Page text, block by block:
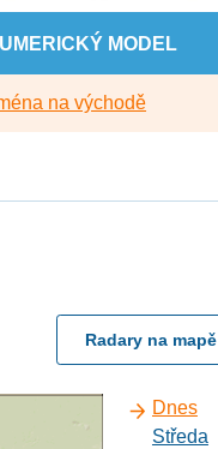
MODEL
na východě
Radary na mapě
Dnes
Středa